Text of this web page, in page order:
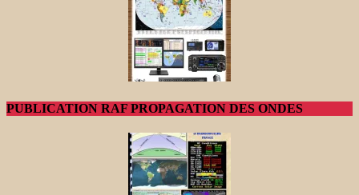
PUBLICATION RAF PROPAGATION DES ONDES